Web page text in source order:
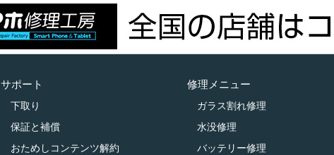
サポート
下取り
保証と補償
おためしコンテンツ解約
修理メニュー
ガラス割れ修理
水没修理
バッテリー修理